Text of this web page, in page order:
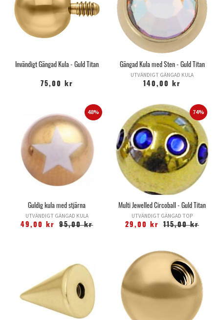
Invändigt Gängad Kula - Guld Titan
75,00 kr
Gängad Kula med Sten - Guld Titan
UTVÄNDIGT GÄNGAD KULA
140,00 kr
48%
Guldig kula med stjärna
UTVÄNDIGT GÄNGAD KULA
49,00 kr
95,00 kr
74%
Multi Jewelled Circoball - Guld Titan
UTVÄNDIGT GÄNGAD TOP
29,00 kr
115,00 kr